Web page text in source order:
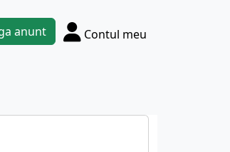
anunt Contul meu